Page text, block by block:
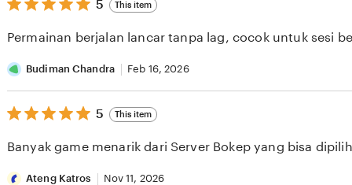
out
5
5 This item
Permainan berjalan lancar tanpa lag, cocok untuk sesi
Budiman Chandra Feb 16, 2026
5
out
5
5 This item
Banyak game menarik dari Server Bokep yang bisa
Ateng Katros Nov 11, 2026